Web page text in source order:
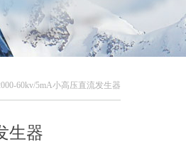
60kv/5mA小高压直流发生器
生器